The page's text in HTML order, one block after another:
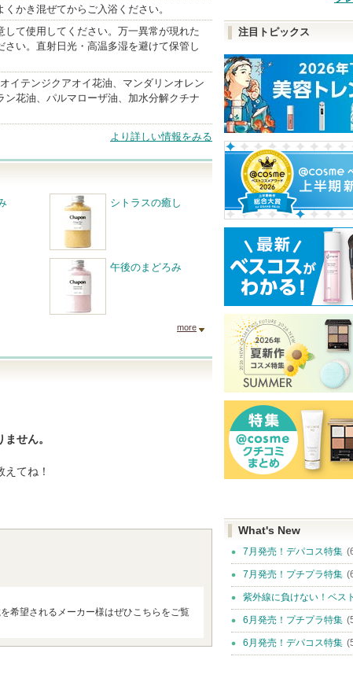
かき混ぜてからご入浴ください。
て使用してください。万一異常が現れた
い。直射日光・高温多湿を避けて保管し
イテンジクアオイ花油、マンダリンオレン
花油、パルマローザ油、加水分解クチナ
より詳しい情報をみる
シトラスの癒し
午後のまどろみ
more
せん。
てね！
希望されるメーカー様はぜひこちらをご覧
注目トピックス
What's New
7月発売！デパコス特集
7月発売！プチプラ特集
紫外線に負けない！ベス
6月発売！プチプラ特集
6月発売！デパコス特集